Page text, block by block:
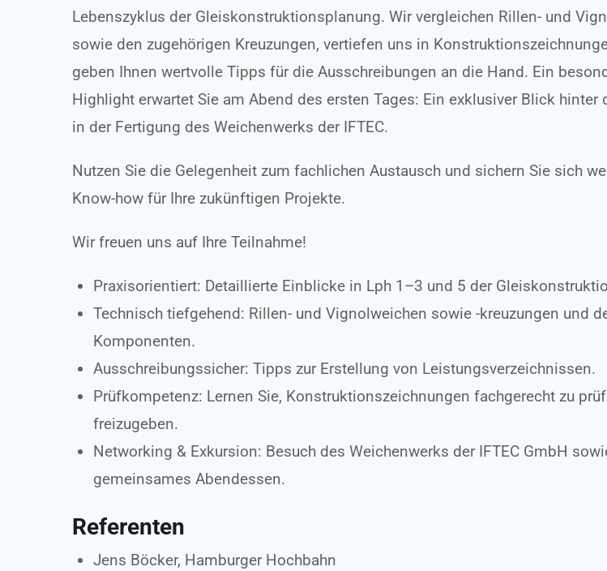
Lebenszyklus der Gleiskonstruktionsplanung. Wir vergleichen Rillen- und
sowie den zugehörigen Kreuzungen, vertiefen uns in
geben Ihnen wertvolle Tipps für die Ausschreibungen an die Hand. Ein
Highlight erwartet Sie am Abend des ersten Tages: Ein exklusiver Blick hinter
in der Fertigung des Weichenwerks der IFTEC.
Nutzen Sie die Gelegenheit zum fachlichen Austausch und sichern Sie sich
Know-how für Ihre zukünftigen Projekte.
Wir freuen uns auf Ihre Teilnahme!
Praxisorientiert: Detaillierte Einblicke in Lph 1–3 und 5 der
Technisch tiefgehend: Rillen- und Vignolweichen sowie -kreuzungen und
Komponenten.
Ausschreibungssicher: Tipps zur Erstellung von Leistungsverzeichnissen.
Prüfkompetenz: Lernen Sie, Konstruktionszeichnungen fachgerecht zu
freizugeben.
Networking & Exkursion: Besuch des Weichenwerks der IFTEC GmbH
gemeinsames Abendessen.
Referenten
Jens Böcker, Hamburger Hochbahn